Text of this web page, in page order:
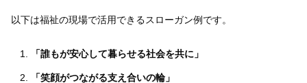
以下は福祉の現場で活用できるスローガン例です。
「誰もが安心して暮らせる社会を共に」
「笑顔がつながる支え合いの輪」